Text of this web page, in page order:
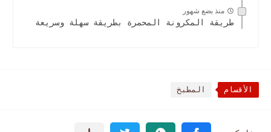
منذ بضع شهور
طريقة المكرونة المحمرة بطريقة سهلة وسريعة
الأقسام المطبخ